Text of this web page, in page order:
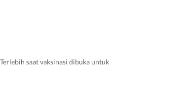
saat vaksinasi dibuka untuk